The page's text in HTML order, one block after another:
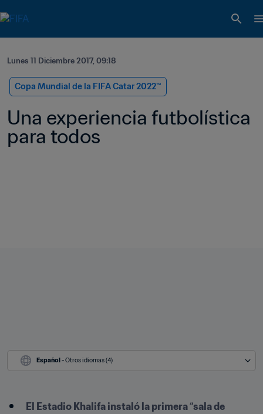
Lunes 11 Diciembre 2017, 09:18
Copa Mundial de la FIFA Catar 2022™
Una experiencia futbolística
para todos
Español - Otros idiomas (4)
El Estadio Khalifa instaló la primera “sala de